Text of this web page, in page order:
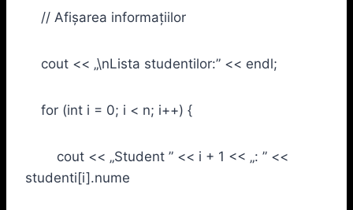
// Afișarea informațiilor
cout << „\nLista studentilor:” << endl;
for (int i = 0; i < n; i++) {
cout << „Student ” << i + 1 << „: ” <<
studenti[i].nume